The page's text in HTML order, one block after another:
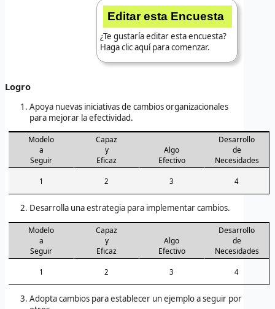
Editar esta Encuesta
¿Te gustaría editar esta encuesta?
Haga clic aquí para comenzar.
Logro
Apoya nuevas iniciativas de cambios organizacionales
para mejorar la efectividad.
Modelo
a
Seguir
Capaz
y
Eficaz
Algo
Efectivo
Desarrollo
de
Necesidades
1 2 3 4
Desarrolla una estrategia para implementar cambios.
Modelo
a
Seguir
Capaz
y
Eficaz
Algo
Efectivo
Desarrollo
de
Necesidades
1 2 3 4
Adopta cambios para establecer un ejemplo a seguir por